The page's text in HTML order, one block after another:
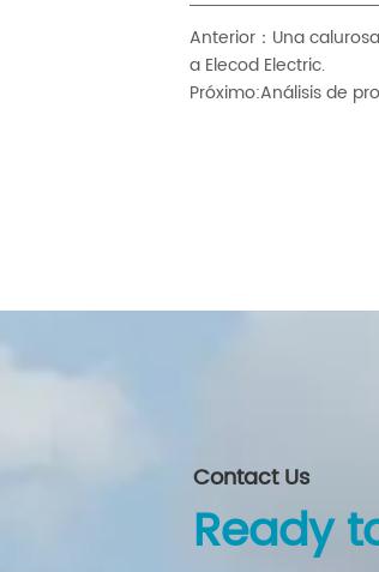
Anterior： Una
a Elecod Electric.
Próximo:Análisis de
Contact Us
Ready